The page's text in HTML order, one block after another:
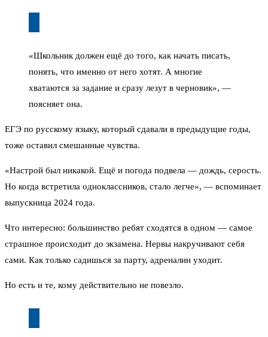
«Школьник должен ещё до того, как начать писать,
понять, что именно от него хотят. А многие
хватаются за задание и сразу лезут в черновик», —
поясняет она.
ЕГЭ по русскому языку, который сдавали в предыдущие годы,
тоже оставил смешанные чувства.
«Настрой был никакой. Ещё и погода подвела — дождь, серость.
Но когда встретила одноклассников, стало легче», — вспоминает
выпускница 2024 года.
Что интересно: большинство ребят сходятся в одном — самое
страшное происходит до экзамена. Нервы накручивают себя
сами. Как только садишься за парту, адреналин уходит.
Но есть и те, кому действительно не повезло.